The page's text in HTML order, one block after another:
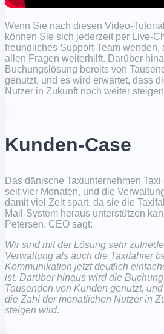
Wenn Sie nach diesen Video-
können Sie sich jederzeit per Live-
freundliches Support-Team wenden,
allen Fragen weiterhilft. Darüber
Buchungslösung bereits von
genutzt, und es wird erwartet, dass
Nutzer in Zukunft noch weiter
Kunden-Case
Das dänische Taxiunternehmen
seit vier Monaten, und die
damit viel Zeit spart, da sie die
Mail-System heraus unterstützen
Petersen, CEO sagt:
Wir sind mit der Lösung sehr
Verwaltung als auch die Taxifahrer
Kommunikation jetzt deutlich
ist. Darüber hinaus wird die
Tausenden von Kunden genutzt,
die Zahl der monatlichen Nutzer in
steigen wird.